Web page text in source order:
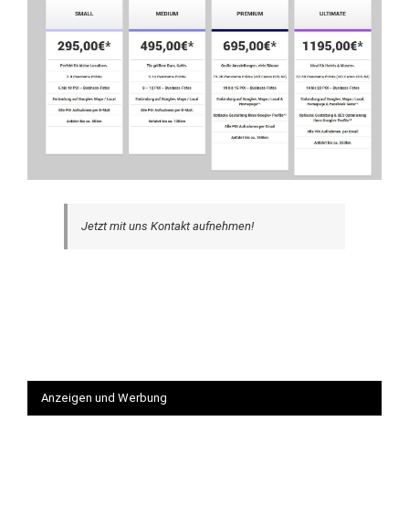
Jetzt mit uns Kontakt aufnehmen!
Anzeigen und Werbung